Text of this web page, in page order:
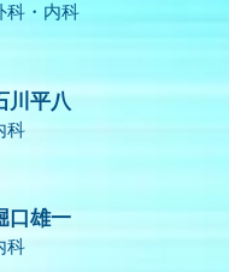
科・内科
川平八
科
口雄一
科